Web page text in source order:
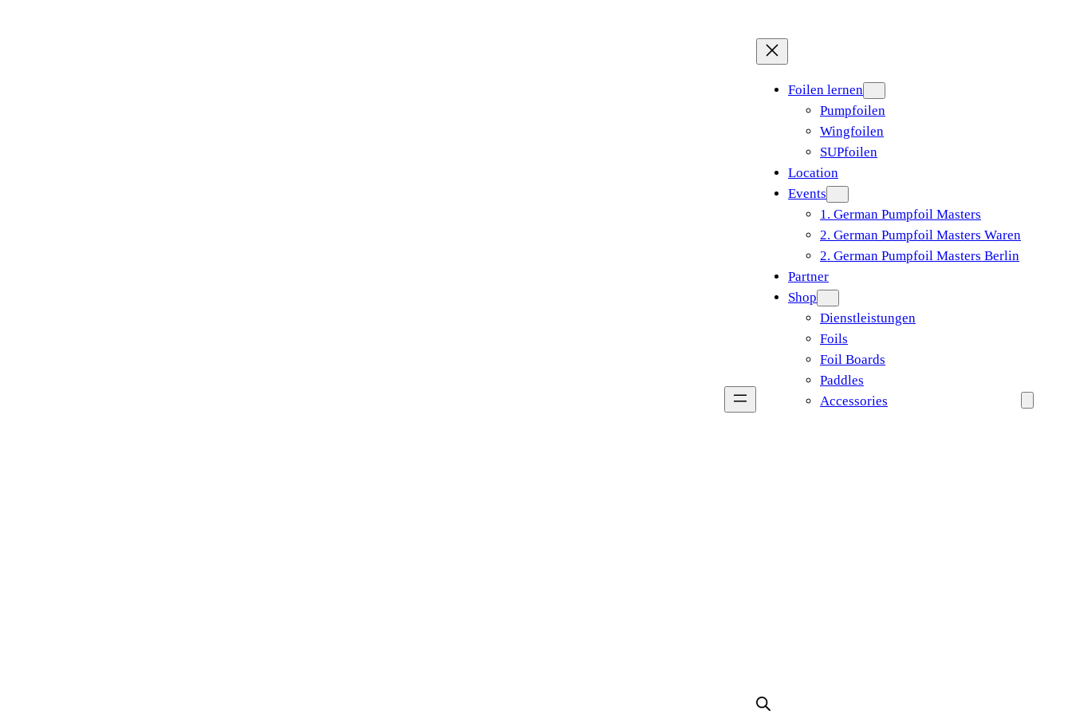
Foilen lernen
Pumpfoilen
Wingfoilen
SUPfoilen
Location
Events
1. German Pumpfoil Masters
2. German Pumpfoil Masters Waren
2. German Pumpfoil Masters Berlin
Partner
Shop
Dienstleistungen
Foils
Foil Boards
Paddles
Accessories